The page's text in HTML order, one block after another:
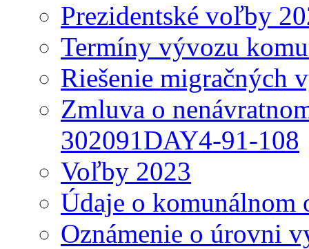
Prezidentské voľby
Termíny vývozu
Riešenie migračných
Zmluva o
302091DAY4-91-108
Voľby 2023
Údaje o komunálnom
Oznámenie o úrovni